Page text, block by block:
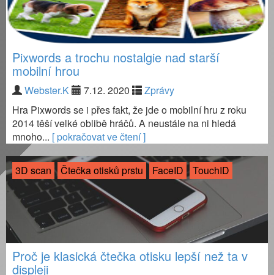
Pixwords a trochu nostalgie nad starší
mobilní hrou
Webster.K 7.12. 2020
Zprávy
Hra Pixwords se i přes fakt, že jde o mobilní hru z roku
2014 těší velké oblibě hráčů. A neustále na ni hledá
mnoho... [ pokračovat ve čtení ]
3D scan Čtečka otisků prstu FaceID TouchID
Proč je klasická čtečka otisku lepší než ta v
displeji